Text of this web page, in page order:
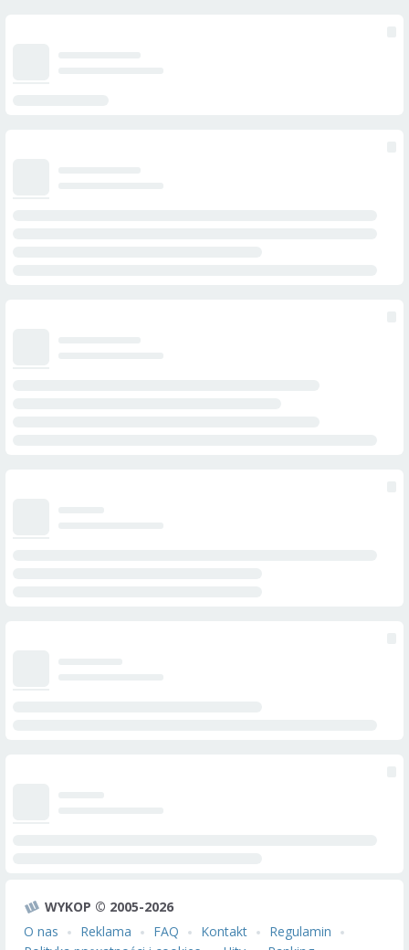
WYKOP © 2005-2026
O nas
Reklama FAQ Kontakt
Regulamin